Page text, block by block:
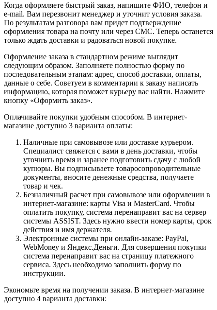
Когда оформляете быстрый заказ, напишите ФИО, телефон и
e-mail. Вам перезвонит менеджер и уточнит условия заказа.
По результатам разговора вам придет подтверждение
оформления товара на почту или через СМС. Теперь останется
только ждать доставки и радоваться новой покупке.
Оформление заказа в стандартном режиме выглядит
следующим образом. Заполняете полностью форму по
последовательным этапам: адрес, способ доставки, оплаты,
данные о себе. Советуем в комментарии к заказу написать
информацию, которая поможет курьеру вас найти. Нажмите
кнопку «Оформить заказ».
Оплачивайте покупки удобным способом. В интернет-
магазине доступно 3 варианта оплаты:
Наличные при самовывозе или доставке курьером.
Специалист свяжется с вами в день доставки, чтобы
уточнить время и заранее подготовить сдачу с любой
купюры. Вы подписываете товаросопроводительные
документы, вносите денежные средства, получаете
товар и чек.
Безналичный расчет при самовывозе или оформлении в
интернет-магазине: карты Visa и MasterCard. Чтобы
оплатить покупку, система перенаправит вас на сервер
системы ASSIST. Здесь нужно ввести номер карты, срок
действия и имя держателя.
Электронные системы при онлайн-заказе: PayPal,
WebMoney и Яндекс.Деньги. Для совершения покупки
система перенаправит вас на страницу платежного
сервиса. Здесь необходимо заполнить форму по
инструкции.
Экономьте время на получении заказа. В интернет-магазине
доступно 4 варианта доставки: